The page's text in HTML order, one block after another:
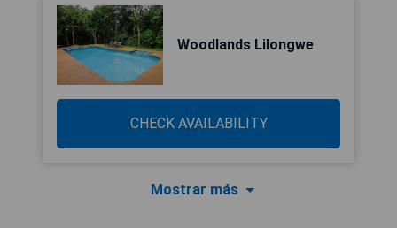
Woodlands Lilongwe
CHECK AVAILABILITY
Mostrar más